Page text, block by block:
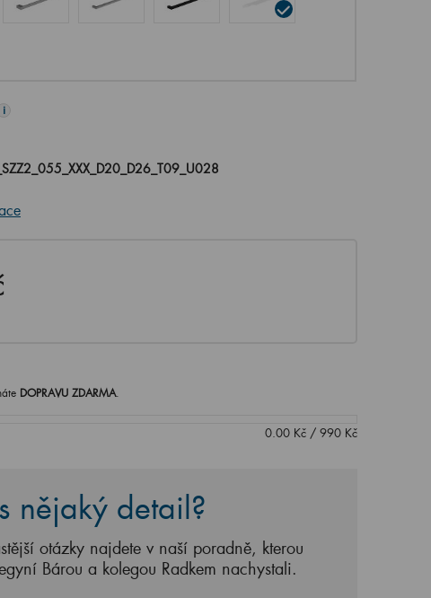
i
DOPRAVU ZDARMA.
0.00Kč/ 990Kč
nějaký detail?
otázky najdete v naší poradně, kterou
Bárou a kolegou Radkem nachystali.